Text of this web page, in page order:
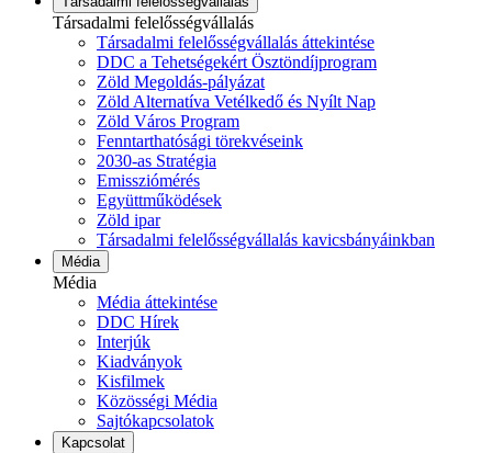
Társadalmi felelősségvállalás
Társadalmi felelősségvállalás áttekintése
DDC a Tehetségekért Ösztöndíjprogram
Zöld Megoldás-pályázat
Zöld Alternatíva Vetélkedő és Nyílt Nap
Zöld Város Program
Fenntarthatósági törekvéseink
2030-as Stratégia
Emissziómérés
Együttműködések
Zöld ipar
Társadalmi felelősségvállalás kavicsbányáinkban
Média
Média
Média áttekintése
DDC Hírek
Interjúk
Kiadványok
Kisfilmek
Közösségi Média
Sajtókapcsolatok
Kapcsolat